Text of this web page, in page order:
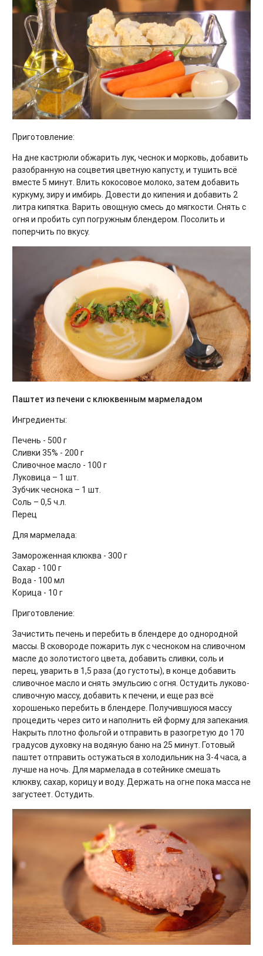
Приготовление:
На дне кастрюли обжарить лук, чеснок и морковь, добавить
разобранную на соцветия цветную капусту, и тушить всё
вместе 5 минут. Влить кокосовое молоко, затем добавить
куркуму, зиру и имбирь. Довести до кипения и добавить 2
литра кипятка. Варить овощную смесь до мягкости. Снять с
огня и пробить суп погружным блендером. Посолить и
поперчить по вкусу.
Паштет из печени с клюквенным мармеладом
Ингредиенты:
Печень - 500 г
Сливки 35% - 200 г
Сливочное масло - 100 г
Луковица – 1 шт.
Зубчик чеснока – 1 шт.
Соль – 0,5 ч.л.
Перец
Для мармелада:
Замороженная клюква - 300 г
Сахар - 100 г
Вода - 100 мл
Корица - 10 г
Приготовление:
Зачистить печень и перебить в блендере до однородной
массы. В сковороде пожарить лук с чесноком на сливочном
масле до золотистого цвета, добавить сливки, соль и
перец, уварить в 1,5 раза (до густоты), в конце добавить
сливочное масло и снять эмульсию с огня. Остудить луково-
сливочную массу, добавить к печени, и еще раз всё
хорошенько перебить в блендере. Получившуюся массу
процедить через сито и наполнить ей форму для запекания.
Накрыть плотно фольгой и отправить в разогретую до 170
градусов духовку на водяную баню на 25 минут. Готовый
паштет отправить остужаться в холодильник на 3-4 часа, а
лучше на ночь. Для мармелада в сотейнике смешать
клюкву, сахар, корицу и воду. Держать на огне пока масса не
загустеет. Остудить.